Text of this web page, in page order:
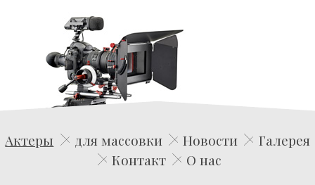
Edwin Film Agencja Aktorska
Актеры для массовки Новости
Галерея
Контакт
О нас